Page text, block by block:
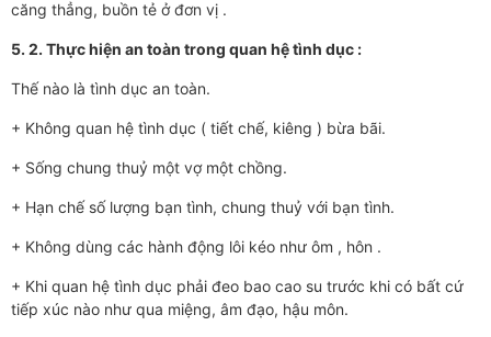
căng thẳng, buồn tẻ ở đơn vị .
5. 2. Thực hiện an toàn trong quan hệ tình dục :
Thế nào là tình dục an toàn.
+ Không quan hệ tình dục ( tiết chế, kiêng ) bừa bãi.
+ Sống chung thuỷ một vợ một chồng.
+ Hạn chế số l­ượng bạn tình, chung thuỷ với bạn tình.
+ Không dùng các hành động lôi kéo như­ ôm , hôn .
+ Khi quan hệ tình dục phải đeo bao cao su trư­ớc khi có bất cứ
tiếp xúc nào như­ qua miệng, âm đạo, hậu môn.